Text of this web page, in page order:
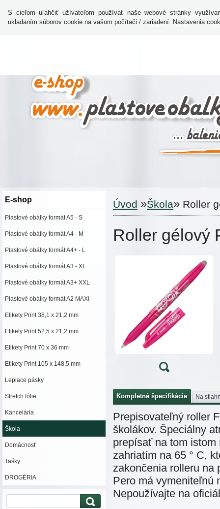
S cieľom uľahčiť užívateľom používať naše webové stránky
ukladaním súborov cookie na vašom počítači / zariadení. Nastavenia
DODACIA DOBA
E-shop
Plastové obálky formát A5 - S
Plastové obálky formát A4 - M
Plastové obálky formát A4+ - L
Plastové obálky formát A3 - XL
Plastové obálky formát A3+ XXL
Plastové obálky formát A2 MAXI
Etikety Print 38,1 x 21,2 mm
Etikety Print 52,5 x 21,2 mm
Etikety Print 70 x 36 mm
Etikety Print 105 x 148,5 mm
Lepiace pásky
Stretch fólie
Kancelária
Škola
Domácnosť
Tašky
DROGÉRIA
Úvod »Škola» Roller
Roller gélový
Kompletné špecifikácie Na
Prepisovateľný roller
školákov. Špeciálny
prepísať na tom
zahriatím na 65 ° C,
zakončenia rolleru na
Pero má vymeniteľnú
Nepoužívajte na